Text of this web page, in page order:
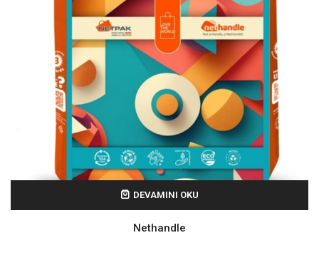
DEVAMINI OKU
Nethandle